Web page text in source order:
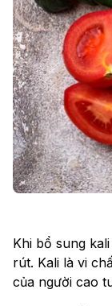
Khi bổ sung
rút. Kali là vi
của người cao